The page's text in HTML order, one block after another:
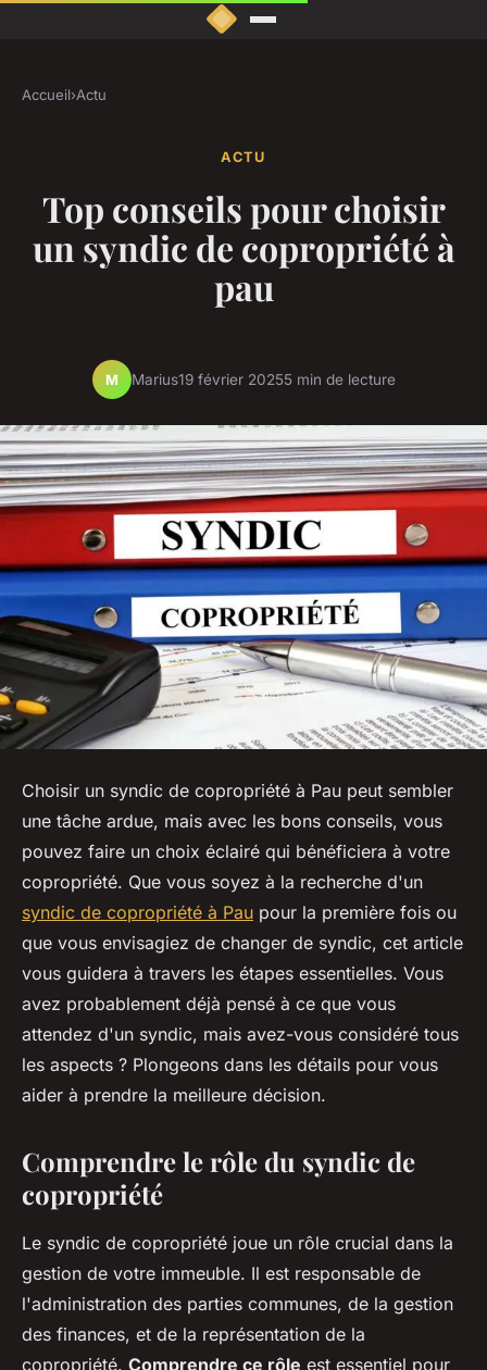
Accueil›Actu
ACTU
Top conseils pour choisir
un syndic de copropriété à
pau
M Marius19 février 20255 min de lecture
Choisir un syndic de copropriété à Pau peut sembler
une tâche ardue, mais avec les bons conseils, vous
pouvez faire un choix éclairé qui bénéficiera à votre
copropriété. Que vous soyez à la recherche d'un
syndic de copropriété à Pau pour la première fois ou
que vous envisagiez de changer de syndic, cet article
vous guidera à travers les étapes essentielles. Vous
avez probablement déjà pensé à ce que vous
attendez d'un syndic, mais avez-vous considéré tous
les aspects ? Plongeons dans les détails pour vous
aider à prendre la meilleure décision.
Comprendre le rôle du syndic de
copropriété
Le syndic de copropriété joue un rôle crucial dans la
gestion de votre immeuble. Il est responsable de
l'administration des parties communes, de la gestion
des finances, et de la représentation de la
copropriété. Comprendre ce rôle est essentiel pour